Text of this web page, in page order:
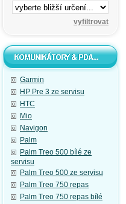
Garmin
HP Pre 3 ze servisu
HTC
Mio
Navigon
Palm
Palm Treo 500 bílé ze
servisu
Palm Treo 500 ze servisu
Palm Treo 750 repas
Palm Treo 750 repas bílé